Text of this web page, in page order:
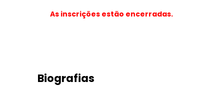
As inscrições estão encerradas.
Biografias